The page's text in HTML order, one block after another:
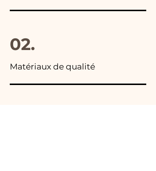
02.
Matériaux de qualité